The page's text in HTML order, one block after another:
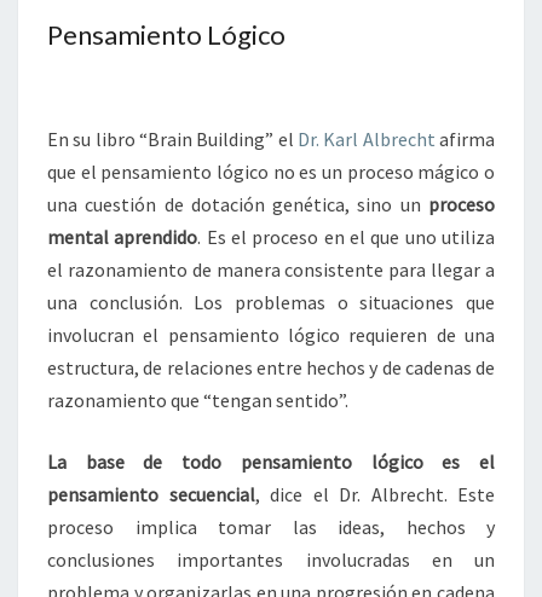
Pensamiento Lógico
En su libro “Brain Building” el Dr. Karl Albrecht afirma
que el pensamiento lógico no es un proceso mágico o
una cuestión de dotación genética, sino un proceso
mental aprendido. Es el proceso en el que uno utiliza
el razonamiento de manera consistente para llegar a
una conclusión. Los problemas o situaciones que
involucran el pensamiento lógico requieren de una
estructura, de relaciones entre hechos y de cadenas de
razonamiento que “tengan sentido”.
La base de todo pensamiento lógico es el
pensamiento secuencial, dice el Dr. Albrecht. Este
proceso implica tomar las ideas, hechos y
conclusiones importantes involucradas en un